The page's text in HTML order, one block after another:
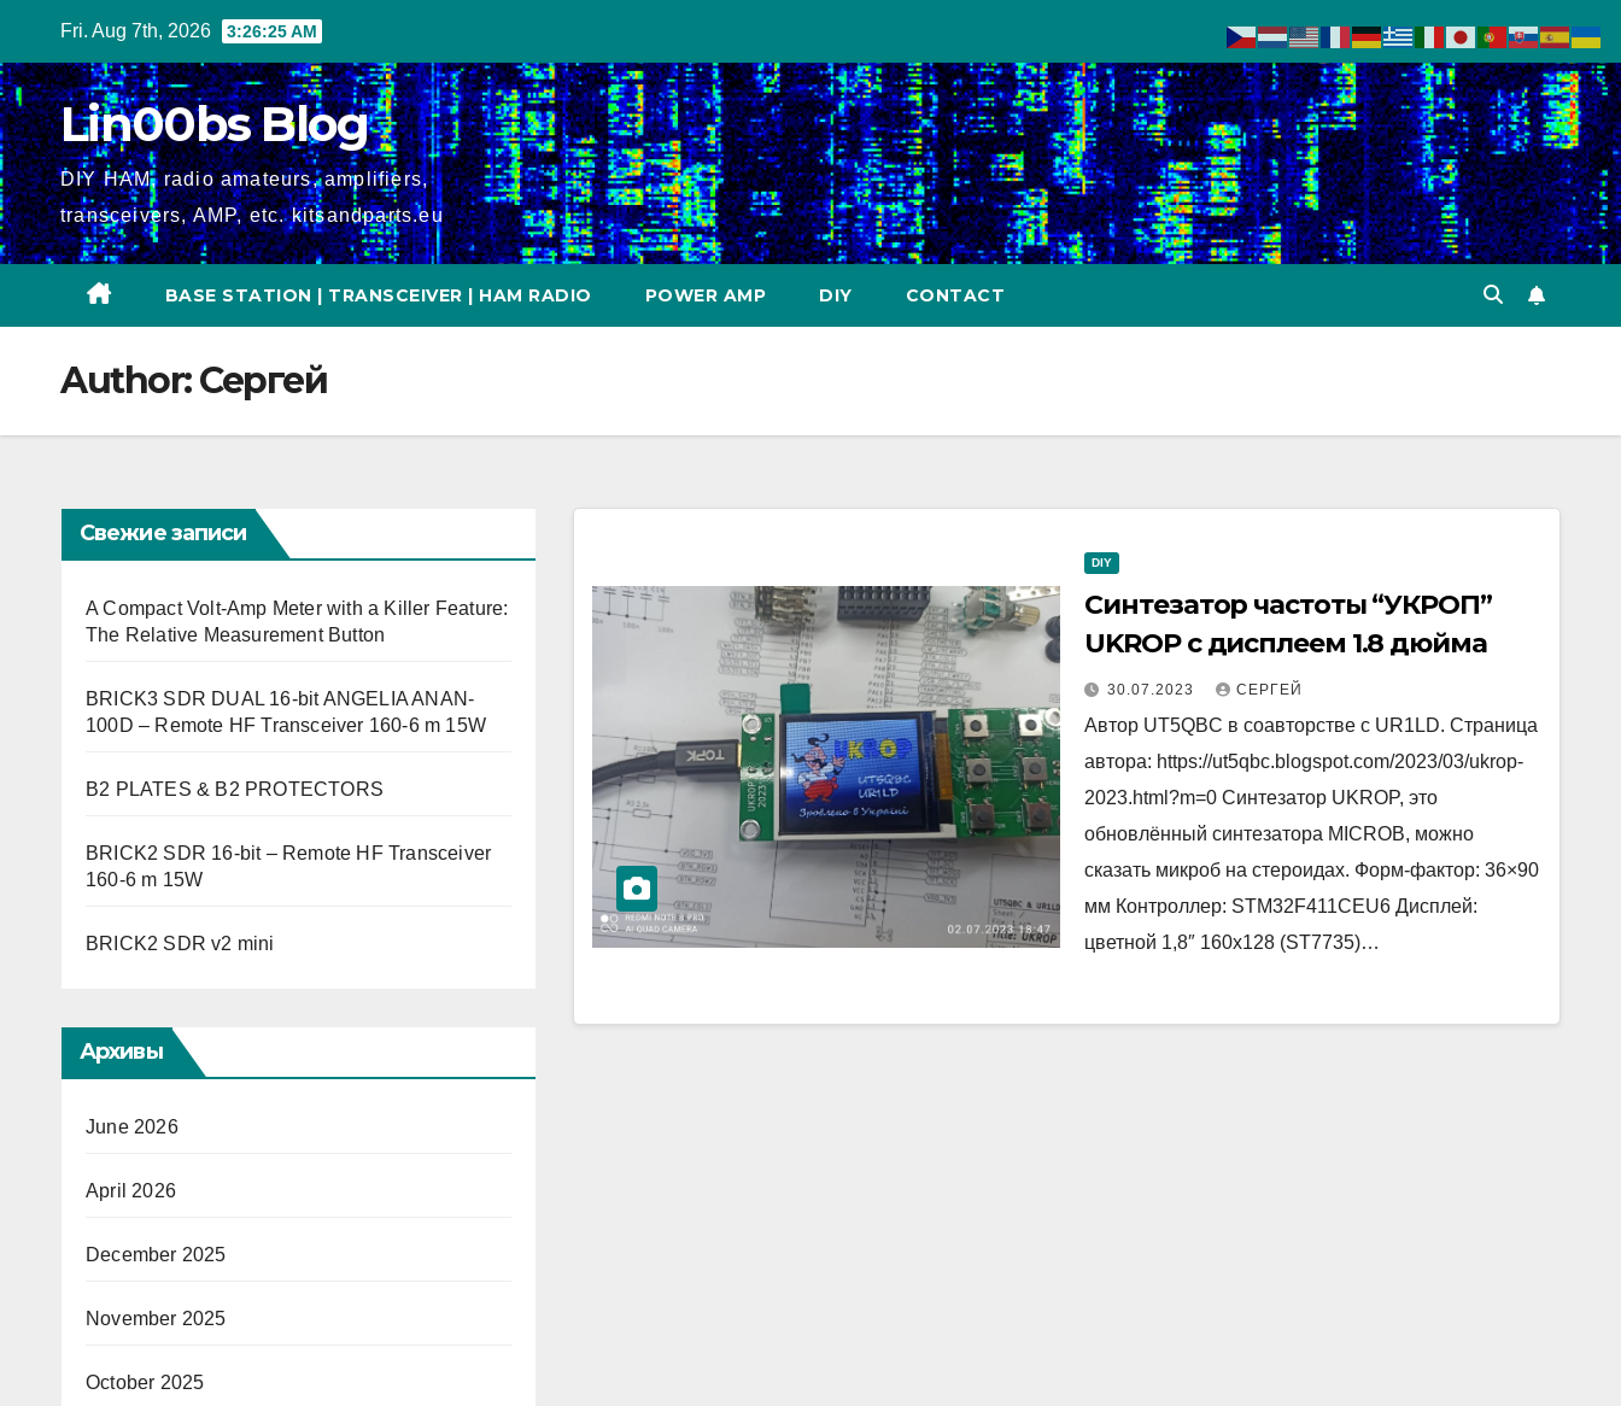
content
Fri. Aug 7th, 2026 3:26:26 AM
Lin00bs Blog
DIY HAM, radio amateurs, amplifiers,
transceivers, AMP, etc. kitsandparts.eu
BASE STATION | TRANSCEIVER | HAM RADIO POWER AMP DIY CONTACT
Author:Сергей
Свежие записи
A Compact Volt-Amp Meter with a Killer Feature:
The Relative Measurement Button
BRICK3 SDR DUAL 16-bit ANGELIA ANAN-
100D – Remote HF Transceiver 160-6 m 15W
B2 PLATES & B2 PROTECTORS
BRICK2 SDR 16-bit – Remote HF Transceiver
160-6 m 15W
BRICK2 SDR v2 mini
Архивы
June 2026
April 2026
December 2025
November 2025
October 2025
DIY
Синтезатор частоты “УКРОП”
UKROP с дисплеем 1.8 дюйма
30.07.2023 СЕРГЕЙ
Автор UT5QBC в соавторстве с UR1LD. Страница
автора: https://ut5qbc.blogspot.com/2023/03/ukrop-
2023.html?m=0 Синтезатор UKROP, это
обновлённый синтезатора MICROB, можно
сказать микроб на стероидах. Форм-фактор: 36×90
мм Контроллер: STM32F411СEU6 Дисплей:
цветной 1,8″ 160х128 (ST7735)…